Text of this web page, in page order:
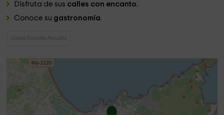
Disfruta de sus calles con encanto.
Conoce su gastronomía.
Casas Rurales Alcudia